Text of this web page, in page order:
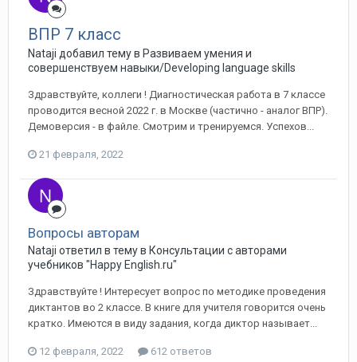
ВПР 7 класс
Nataji добавил тему в Развиваем умения и
совершенствуем навыки/Developing language skills
Здравствуйте, коллеги ! Диагностическая работа в 7 классе
проводится весной 2022 г. в Москве (частично - аналог ВПР).
Демоверсия - в файле. Смотрим и тренируемся. Успехов...
21 февраля, 2022
Вопросы авторам
Nataji ответил в тему в Консультации с авторами
учебников "Happy English.ru"
Здравствуйте ! Интересует вопрос по методике проведения
диктантов во 2 классе. В книге для учителя говорится очень
кратко. Имеются в виду задания, когда диктор называет...
12 февраля, 2022 612 ответов